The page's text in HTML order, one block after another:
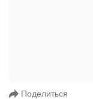
Поделиться